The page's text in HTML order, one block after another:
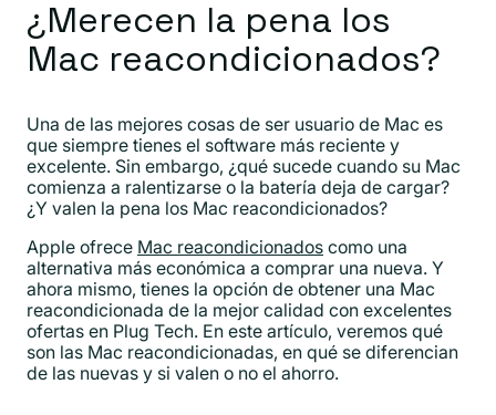
¿Merecen la pena los
Mac reacondicionados?
Una de las mejores cosas de ser usuario de Mac es
que siempre tienes el software más reciente y
excelente. Sin embargo, ¿qué sucede cuando su Mac
comienza a ralentizarse o la batería deja de cargar?
¿Y valen la pena los Mac reacondicionados?
Apple ofrece Mac reacondicionados como una
alternativa más económica a comprar una nueva. Y
ahora mismo, tienes la opción de obtener una Mac
reacondicionada de la mejor calidad con excelentes
ofertas en Plug Tech. En este artículo, veremos qué
son las Mac reacondicionadas, en qué se diferencian
de las nuevas y si valen o no el ahorro.